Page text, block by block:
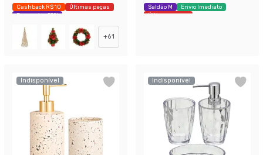
Cashback R$ 10
Últimas peças
Economize 59%
+61
Saldão M
Envio Imediato
Últimas peças
Indisponível Indisponível